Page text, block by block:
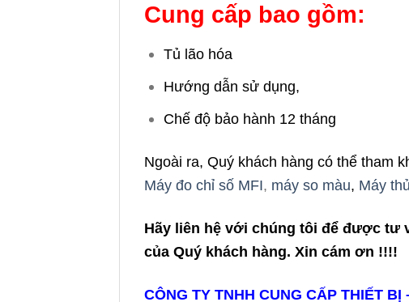
Cung cấp bao gồm:
Tủ lão hóa
Hướng dẫn sử dụng,
Chế độ bảo hành 12 tháng
Ngoài ra, Quý khách hàng có thể tham
Máy đo chỉ số MFI, máy so màu, Máy
Hãy liên hệ với chúng tôi để được tư
của Quý khách hàng. Xin cám ơn !!!!
CÔNG TY TNHH CUNG CẤP THIẾT BỊ